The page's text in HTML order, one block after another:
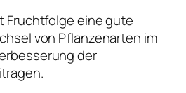
Fruchtfolge eine gute
von Pflanzenarten im
der